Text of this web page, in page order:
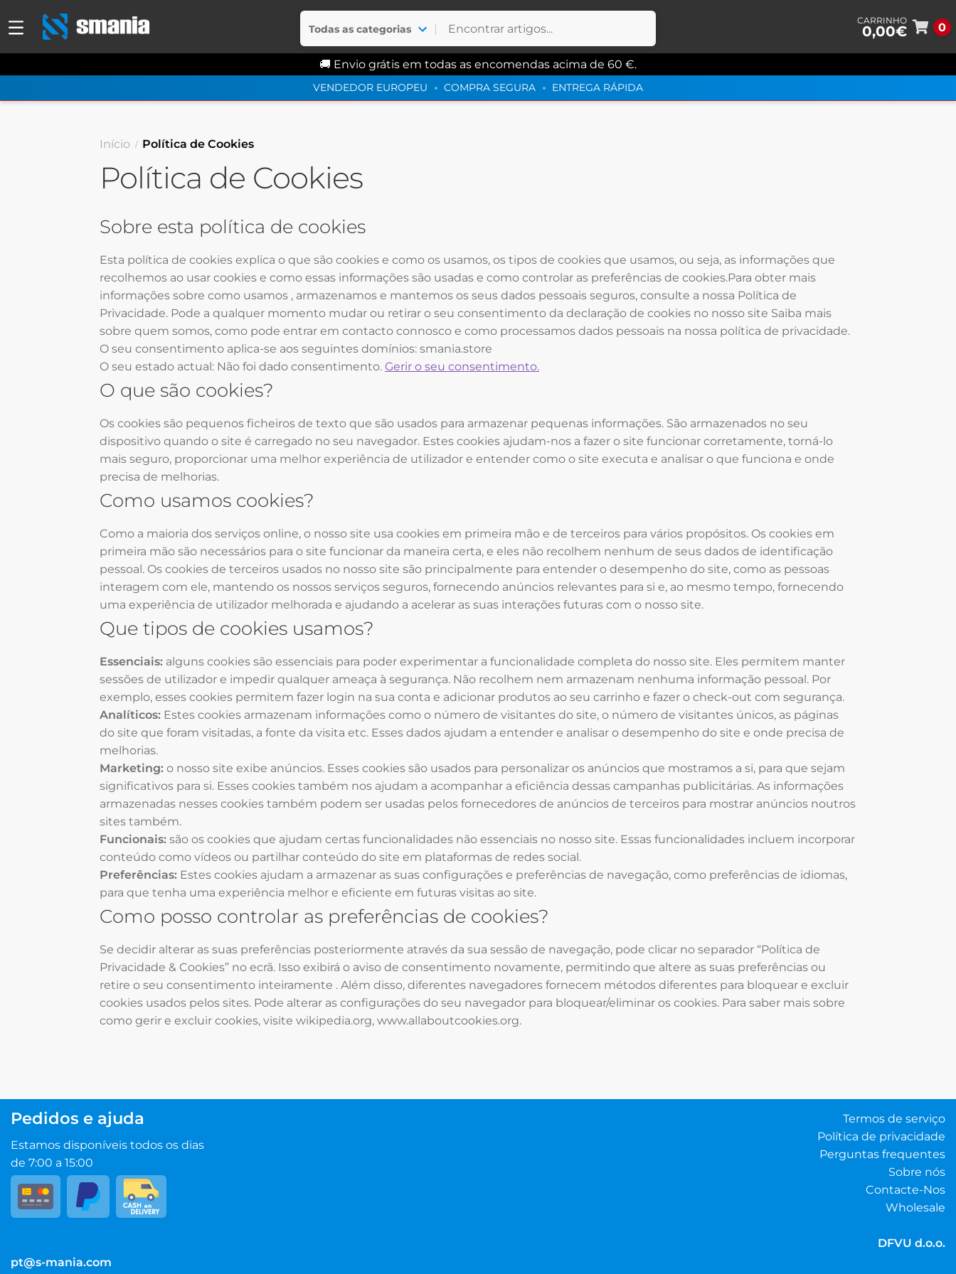
0
Todas as categorias
🚚 Envio grátis em todas as encomendas acima de 60 €.
VENDEDOR EUROPEU COMPRA SEGURA ENTREGA RÁPIDA
Ir
para
a
para
o
0,00€
Início Política de Cookies
Política de Cookies
Sobre esta política de cookies
Esta política de cookies explica o que são cookies e como os usamos, os tipos de cookies que usamos, ou seja, as informações que
recolhemos ao usar cookies e como essas informações são usadas e como controlar as preferências de cookies.Para obter mais
informações sobre como usamos , armazenamos e mantemos os seus dados pessoais seguros, consulte a nossa Política de
Privacidade. Pode a qualquer momento mudar ou retirar o seu consentimento da declaração de cookies no nosso site Saiba mais
sobre quem somos, como pode entrar em contacto connosco e como processamos dados pessoais na nossa política de privacidade.
O seu consentimento aplica-se aos seguintes domínios: smania.store
O seu estado actual: Não foi dado consentimento.Gerir o seu consentimento.
O que são cookies?
Os cookies são pequenos ficheiros de texto que são usados ​​para armazenar pequenas informações. São armazenados no seu
dispositivo quando o site é carregado no seu navegador. Estes cookies ajudam-nos a fazer o site funcionar corretamente, torná-lo
mais seguro, proporcionar uma melhor experiência de utilizador e entender como o site executa e analisar o que funciona e onde
precisa de melhorias.
Como usamos cookies?
Como a maioria dos serviços online, o nosso site usa cookies em primeira mão e de terceiros para vários propósitos. Os cookies em
primeira mão são necessários para o site funcionar da maneira certa, e eles não recolhem nenhum de seus dados de identificação
pessoal. Os cookies de terceiros usados ​​no nosso site são principalmente para entender o desempenho do site, como as pessoas
interagem com ele, mantendo os nossos serviços seguros, fornecendo anúncios relevantes para si e, ao mesmo tempo, fornecendo
uma experiência de utilizador melhorada e ajudando a acelerar as suas interações futuras com o nosso site.
Que tipos de cookies usamos?
Essenciais: alguns cookies são essenciais para poder experimentar a funcionalidade completa do nosso site. Eles permitem manter
sessões de utilizador e impedir qualquer ameaça à segurança. Não recolhem nem armazenam nenhuma informação pessoal. Por
exemplo, esses cookies permitem fazer login na sua conta e adicionar produtos ao seu carrinho e fazer o check-out com segurança.
Analíticos: Estes cookies armazenam informações como o número de visitantes do site, o número de visitantes únicos, as páginas
do site que foram visitadas, a fonte da visita etc. Esses dados ajudam a entender e analisar o desempenho do site e onde precisa de
melhorias.
Marketing: o nosso site exibe anúncios. Esses cookies são usados ​​para personalizar os anúncios que mostramos a si, para que sejam
significativos para si. Esses cookies também nos ajudam a acompanhar a eficiência dessas campanhas publicitárias. As informações
armazenadas nesses cookies também podem ser usadas pelos fornecedores de anúncios de terceiros para mostrar anúncios noutros
sites também.
Funcionais: são os cookies que ajudam certas funcionalidades não essenciais no nosso site. Essas funcionalidades incluem incorporar
conteúdo como vídeos ou partilhar conteúdo do site em plataformas de redes social.
Preferências: Estes cookies ajudam a armazenar as suas configurações e preferências de navegação, como preferências de idiomas,
para que tenha uma experiência melhor e eficiente em futuras visitas ao site.
Como posso controlar as preferências de cookies?
Se decidir alterar as suas preferências posteriormente através da sua sessão de navegação, pode clicar no separador “Política de
Privacidade & Cookies” no ecrã. Isso exibirá o aviso de consentimento novamente, permitindo que altere as suas preferências ou
retire o seu consentimento inteiramente . Além disso, diferentes navegadores fornecem métodos diferentes para bloquear e excluir
cookies usados ​​pelos sites. Pode alterar as configurações do seu navegador para bloquear/eliminar os cookies. Para saber mais sobre
como gerir e excluir cookies, visite wikipedia.org, www.allaboutcookies.org.
Pedidos e ajuda
Estamos disponíveis todos os dias
de 7:00 a 15:00
pt@s-mania.com
Termos de serviço
Política de privacidade
Perguntas frequentes
Sobre nós
Contacte-Nos
Wholesale
DFVU d.o.o.